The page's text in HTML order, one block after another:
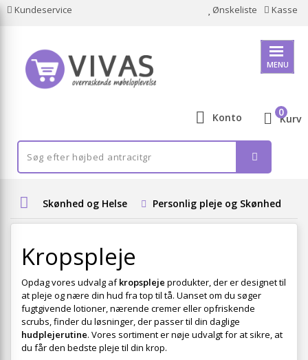
Kundeservice Ønskeliste Kasse
MENU
Konto Kurv
0
Skønhed og Helse Personlig pleje og Skønhed
Kropspleje
Opdag vores udvalg afkropspleje produkter, der er designet til
at pleje og nære din hud fra top til tå. Uanset om du søger
fugtgivende lotioner, nærende cremer eller opfriskende
scrubs, finder du løsninger, der passer til din daglige
hudplejerutine. Vores sortiment er nøje udvalgt for at sikre, at
du får den bedste pleje til din krop.